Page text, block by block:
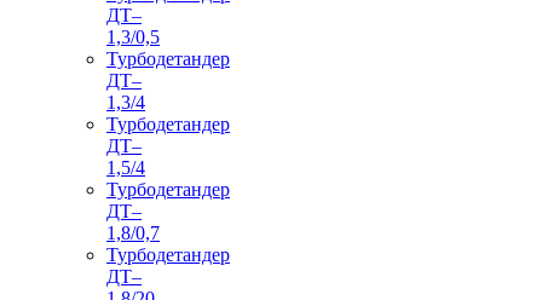
ДТ–
1,3/0,5
Турбодетандер
ДТ–
1,3/4
Турбодетандер
ДТ–
1,5/4
Турбодетандер
ДТ–
1,8/0,7
Турбодетандер
ДТ–